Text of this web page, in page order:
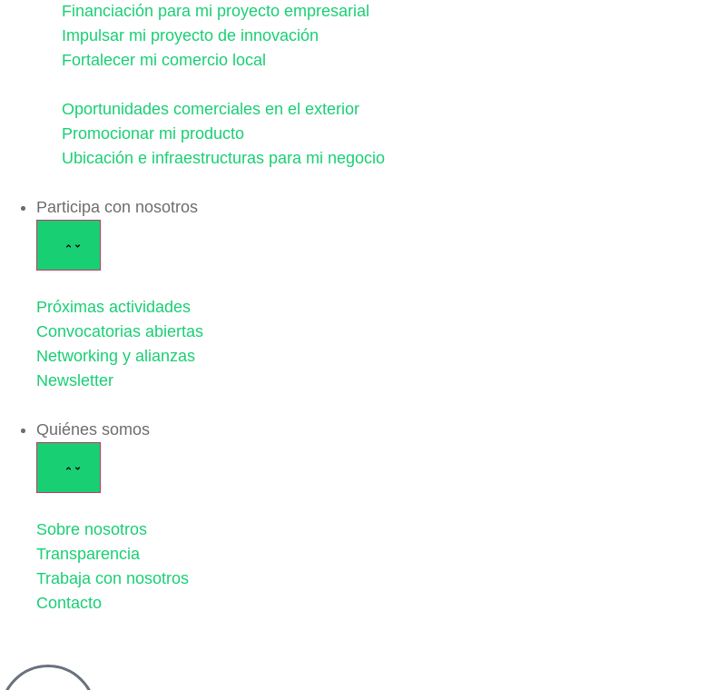
Financiación para mi proyecto empresarial
Impulsar mi proyecto de innovación
Fortalecer mi comercio local
Oportunidades comerciales en el exterior
Promocionar mi producto
Ubicación e infraestructuras para mi negocio
Participa con nosotros
Próximas actividades
Convocatorias abiertas
Networking y alianzas
Newsletter
Quiénes somos
Sobre nosotros
Transparencia
Trabaja con nosotros
Contacto